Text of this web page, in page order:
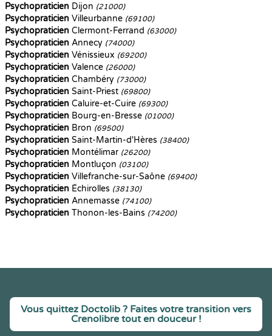
Psychopraticien Dijon (21000)
Psychopraticien Villeurbanne (69100)
Psychopraticien Clermont-Ferrand (63000)
Psychopraticien Annecy (74000)
Psychopraticien Vénissieux (69200)
Psychopraticien Valence (26000)
Psychopraticien Chambéry (73000)
Psychopraticien Saint-Priest (69800)
Psychopraticien Caluire-et-Cuire (69300)
Psychopraticien Bourg-en-Bresse (01000)
Psychopraticien Bron (69500)
Psychopraticien Saint-Martin-d'Hères (38400)
Psychopraticien Montélimar (26200)
Psychopraticien Montluçon (03100)
Psychopraticien Villefranche-sur-Saône (69400)
Psychopraticien Échirolles (38130)
Psychopraticien Annemasse (74100)
Psychopraticien Thonon-les-Bains (74200)
Vous quittez Doctolib ? Faites votre transition vers
Crenolibre tout en douceur !